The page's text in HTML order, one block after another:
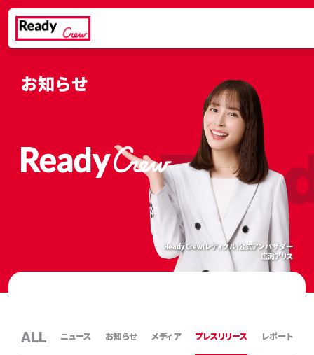
お知らせ
Ready Crew(レディクル)公式アンバサダー
広瀬アリス
ALL ニュース お知らせ メディア プレスリリース レポート